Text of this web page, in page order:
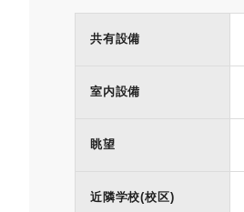
共有設備
室内設備
眺望
近隣学校(校区)